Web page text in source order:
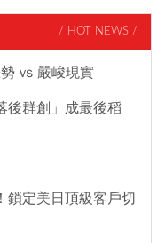
/ HOT NEWS /
vs 嚴峻現實
後群創」成最後稻
鎖定美日頂級客戶切